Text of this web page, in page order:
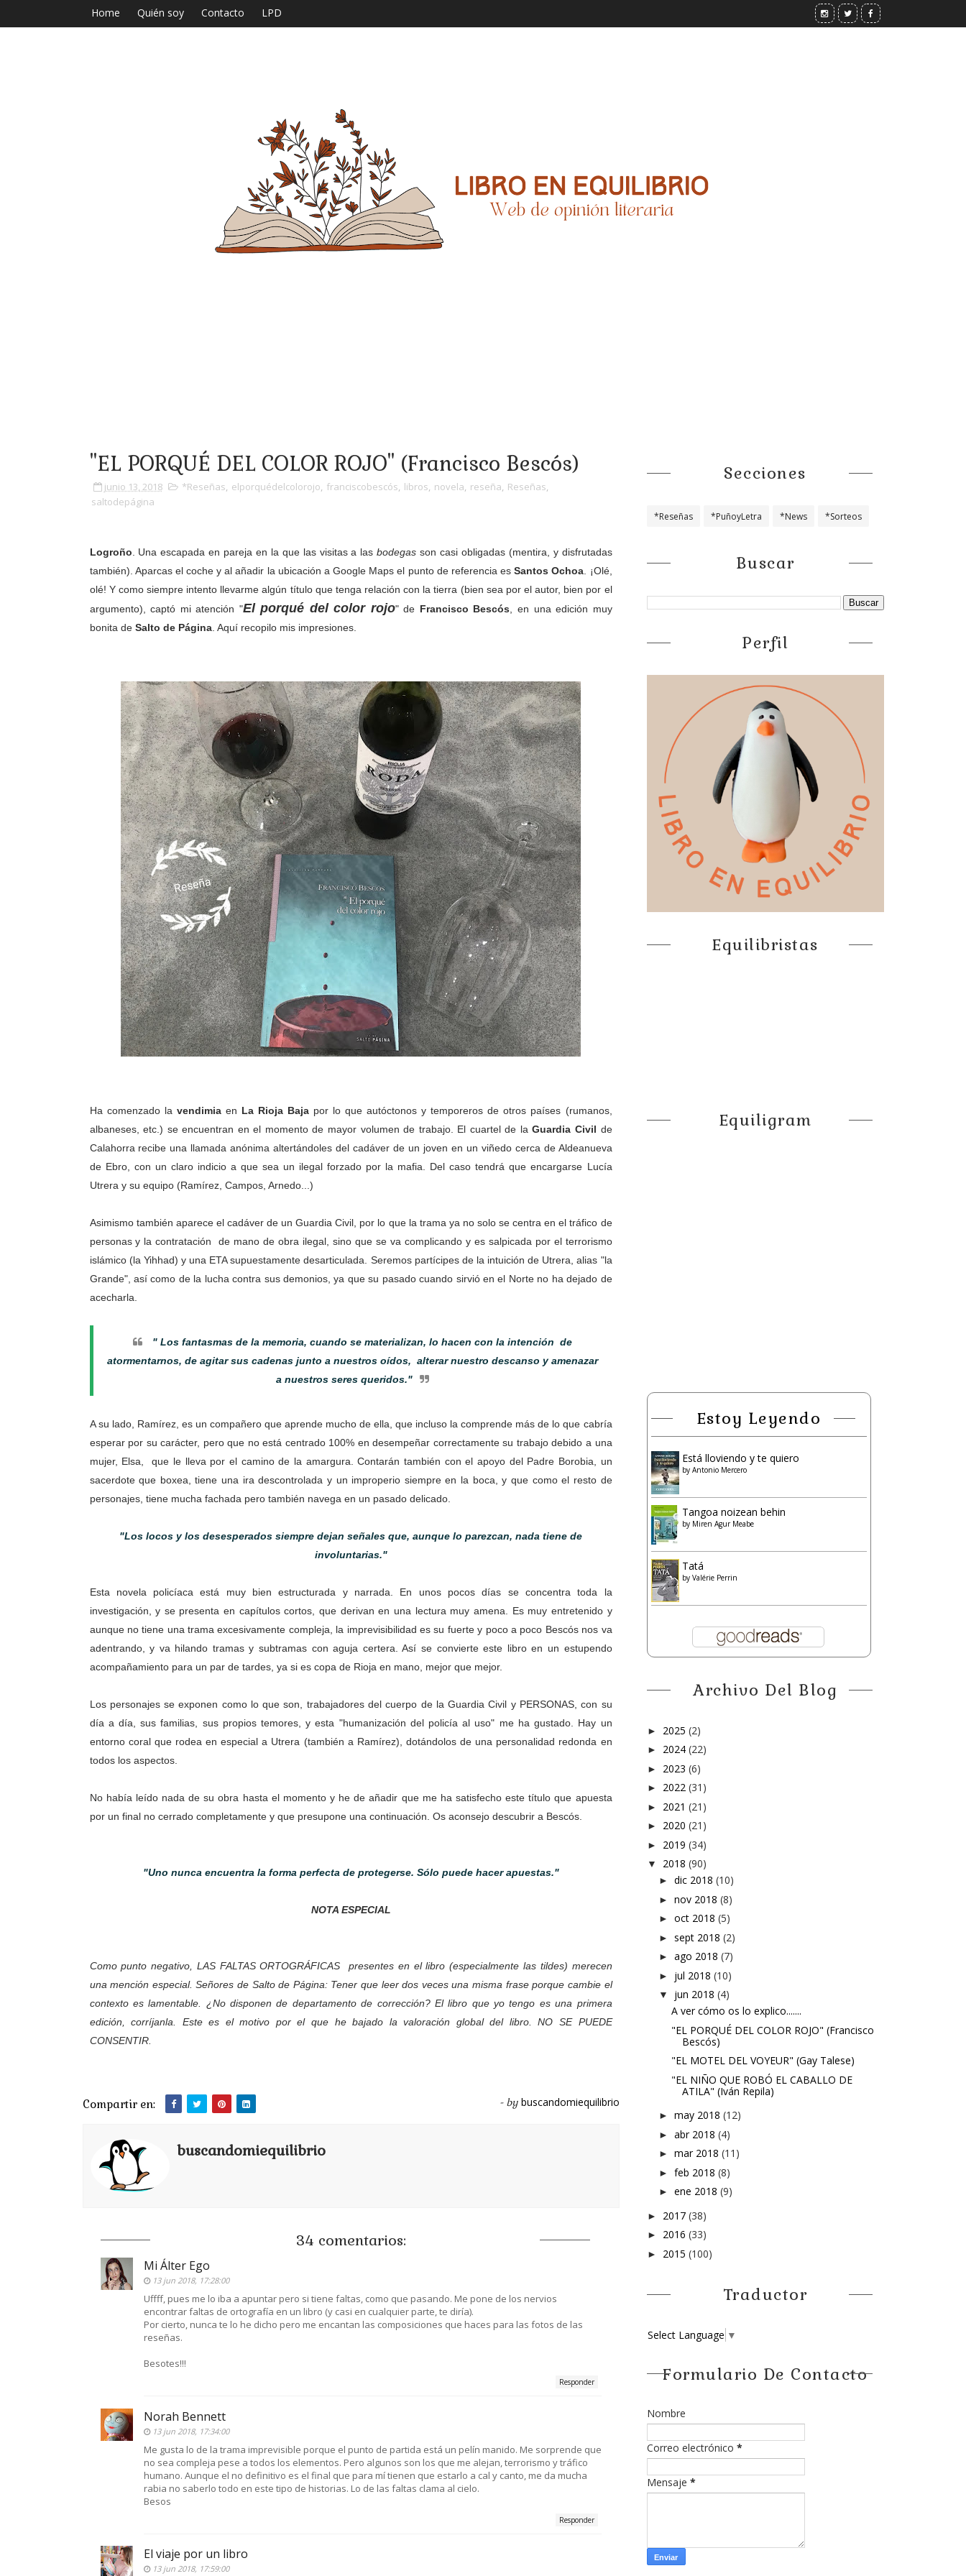
Home Quién soy Contacto LPD
"EL PORQUÉ DEL COLOR ROJO" (Francisco Bescós)
junio 13, 2018 *Reseñas, elporquédelcolorojo, franciscobescós, libros, novela, reseña, Reseñas,
saltodepágina
Logroño . Una escapada en pareja en la que las visitas a lasbodegasson casi obligadas (mentira, y disfrutadas
también). Aparcas el coche y al añadir la ubicación a Google Maps el punto de referencia esSantos Ochoa . ¡Olé,
olé! Y como siempre intento llevarme algún título que tenga relación con la tierra (bien sea por el autor, bien por el
argumento), captó mi atención "El porqué del color rojo" de Francisco Bescós , en una edición muy
bonita de Salto de Página. Aquí recopilo mis impresiones.
Ha comenzado la vendimiaen La Rioja Bajapor lo que autóctonos y temporeros de otros países (rumanos,
albaneses, etc.) se encuentran en el momento de mayor volumen de trabajo. El cuartel de laGuardia Civil de
Calahorra recibe una llamada anónima altertándoles del cadáver de un joven en un viñedo cerca de Aldeanueva
de Ebro, con un claro indicio a que sea un ilegal forzado por la mafia. Del caso tendrá que encargarse Lucía
Utrera y su equipo (Ramírez, Campos, Arnedo...)
Asimismo también aparece el cadáver de un Guardia Civil, por lo que la trama ya no solo se centra en el tráfico de
personas y la contratación de mano de obra ilegal, sino que se va complicando y es salpicada por el terrorismo
islámico (la Yihhad) y una ETA supuestamente desarticulada. Seremos partícipes de la intuición de Utrera, alias "la
Grande", así como de la lucha contra sus demonios, ya que su pasado cuando sirvió en el Norte no ha dejado de
acecharla.
" Los fantasmas de la memoria, cuando se materializan, lo hacen con la intención de
atormentarnos, de agitar sus cadenas junto a nuestros oídos, alterar nuestro descanso y amenazar
a nuestros seres queridos."
A su lado, Ramírez, es un compañero que aprende mucho de ella, que incluso la comprende más de lo que cabría
esperar por su carácter, pero que no está centrado 100% en desempeñar correctamente su trabajo debido a una
mujer, Elsa, que le lleva por el camino de la amargura. Contarán también con el apoyo del Padre Borobia, un
sacerdote que boxea, tiene una ira descontrolada y un improperio siempre en la boca, y que como el resto de
personajes, tiene mucha fachada pero también navega en un pasado delicado.
"Los locos y los desesperados siempre dejan señales que, aunque lo parezcan, nada tiene de
involuntarias."
Esta novela policíaca está muy bien estructurada y narrada. En unos pocos días se concentra toda la
investigación, y se presenta en capítulos cortos, que derivan en una lectura muy amena. Es muy entretenido y
aunque no tiene una trama excesivamente compleja, la imprevisibilidad es su fuerte y poco a poco Bescós nos va
adentrando, y va hilando tramas y subtramas con aguja certera. Así se convierte este libro en un estupendo
acompañamiento para un par de tardes, ya si es copa de Rioja en mano, mejor que mejor.
Los personajes se exponen como lo que son, trabajadores del cuerpo de la Guardia Civil y PERSONAS, con su
día a día, sus familias, sus propios temores, y esta "humanización del policía al uso" me ha gustado. Hay un
entorno coral que rodea en especial a Utrera (también a Ramírez), dotándolos de una personalidad redonda en
todos los aspectos.
No había leído nada de su obra hasta el momento y he de añadir que me ha satisfecho este título que apuesta
por un final no cerrado completamente y que presupone una continuación. Os aconsejo descubrir a Bescós.
"Uno nunca encuentra la forma perfecta de protegerse. Sólo puede hacer apuestas."
NOTA ESPECIAL
Como punto negativo, LAS FALTAS ORTOGRÁFICAS presentes en el libro (especialmente las tildes) merecen
una mención especial. Señores de Salto de Página: Tener que leer dos veces una misma frase porque cambie el
contexto es lamentable. ¿No disponen de departamento de corrección? El libro que yo tengo es una primera
edición, corríjanla. Este es el motivo por el que he bajado la valoración global del libro. NO SE PUEDE
CONSENTIR.
Compartir en: - by buscandomiequilibrio
buscandomiequilibrio
34 comentarios:
Mi Álter Ego
13 jun 2018, 17:28:00
Uffff, pues me lo iba a apuntar pero si tiene faltas, como que pasando. Me pone de los nervios
encontrar faltas de ortografía en un libro (y casi en cualquier parte, te diría).
Por cierto, nunca te lo he dicho pero me encantan las composiciones que haces para las fotos de las
reseñas.
Besotes!!!
Responder
Norah Bennett
13 jun 2018, 17:34:00
Me gusta lo de la trama imprevisible porque el punto de partida está un pelín manido. Me sorprende que
no sea compleja pese a todos los elementos. Pero algunos son los que me alejan, terrorismo y tráfico
humano. Aunque el no definitivo es el final que para mí tienen que estarlo a cal y canto, me da mucha
rabia no saberlo todo en este tipo de historias. Lo de las faltas clama al cielo.
Besos
Responder
El viaje por un libro
13 jun 2018, 17:59:00
Secciones
*Reseñas *PuñoyLetra *News *Sorteos
Buscar
Perfil
Equilibristas
Equiligram
Estoy Leyendo
Está lloviendo y te quiero
by Antonio Mercero
Tangoa noizean behin
by Miren Agur Meabe
Tatá
by Valérie Perrin
Archivo Del Blog
► 2025 (2)
► 2024 (22)
► 2023 (6)
► 2022 (31)
► 2021 (21)
► 2020 (21)
► 2019 (34)
▼ 2018 (90)
►dic 2018(10)
►nov 2018(8)
►oct 2018(5)
►sept 2018(2)
►ago 2018(7)
► jul 2018(10)
▼ jun 2018(4)
A ver cómo os lo explico.......
"EL PORQUÉ DEL COLOR ROJO" (Francisco
Bescós)
"EL MOTEL DEL VOYEUR" (Gay Talese)
"EL NIÑO QUE ROBÓ EL CABALLO DE
ATILA" (Iván Repila)
►may 2018(12)
►abr 2018(4)
►mar 2018(11)
►feb 2018(8)
►ene 2018(9)
► 2017 (38)
► 2016 (33)
► 2015 (100)
Traductor
Select Language ▼
Formulario De Contacto
Nombre
Correo electrónico *
Mensaje *